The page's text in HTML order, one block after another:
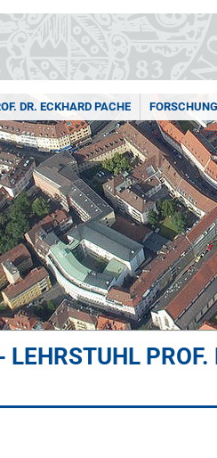
DR. ECKHARD PACHE FORSCHUNG